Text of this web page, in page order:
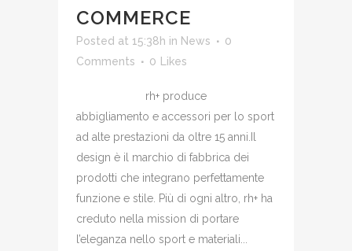
COMMERCE
Posted at 15:38h in News
0
Comments
0 Likes
rh+ produce
abbigliamento e accessori per lo sport
ad alte prestazioni da oltre 15 anni.Il
design è il marchio di fabbrica dei
prodotti che integrano perfettamente
funzione e stile. Più di ogni altro, rh+ ha
creduto nella mission di portare
l’eleganza nello sport e materiali...